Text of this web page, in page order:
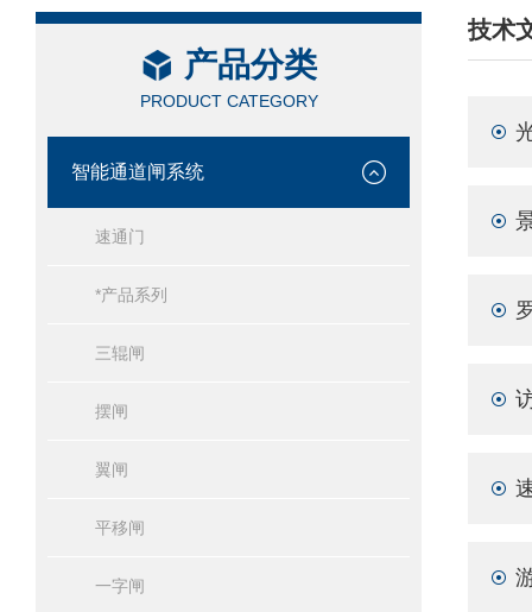
产品分类
PRODUCT CATEGORY
智能通道闸系统
速通门
*产品系列
三辊闸
摆闸
翼闸
平移闸
一字闸
技术
/